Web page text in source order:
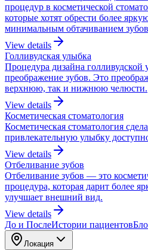
процедур в косметической
которые хотят обрести более
минимальным обтачиванием
View details
Голливудская улыбка
Процедура дизайна
преображение зубов. Это
верхнюю, так и нижнюю челюсти.
View details
Косметическая стоматология
Косметическая стоматология
привлекательную улыбку
View details
Отбеливание зубов
Отбеливание зубов — это
процедура, которая дарит более
улучшает внешний вид.
View details
До и ПослеИстории пациентов
Локация